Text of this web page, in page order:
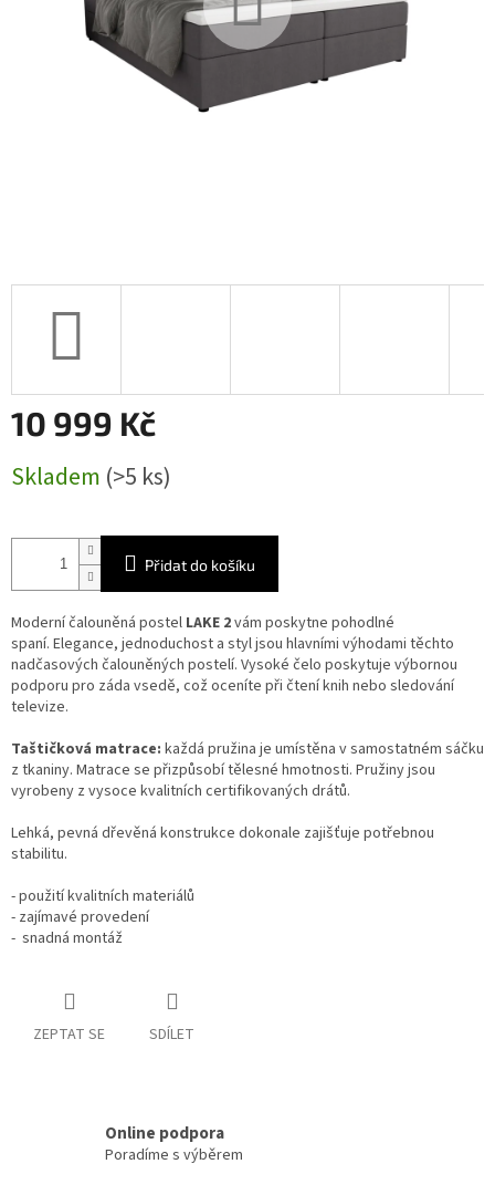
10 999 Kč
cena:
Skladem (>5 ks)
Přidat do košíku
Moderní čalouněná postel LAKE 2vám poskytne pohodlné
spaní. Elegance, jednoduchost a styl jsou hlavními výhodami těchto
nadčasových čalouněných postelí. Vysoké čelo poskytuje výbornou
podporu pro záda vsedě, což oceníte při čtení knih nebo sledování
televize.
Taštičková matrace: každá pružina je umístěna v samostatném sáčku
z tkaniny. Matrace se přizpůsobí tělesné hmotnosti. Pružiny jsou
vyrobeny z vysoce kvalitních certifikovaných drátů.
Lehká, pevná dřevěná konstrukce dokonale zajišťuje potřebnou
stabilitu.
- použití kvalitních materiálů
- zajímavé provedení
- snadná montáž
ZEPTAT SE SDÍLET
Online podpora
Poradíme s výběrem